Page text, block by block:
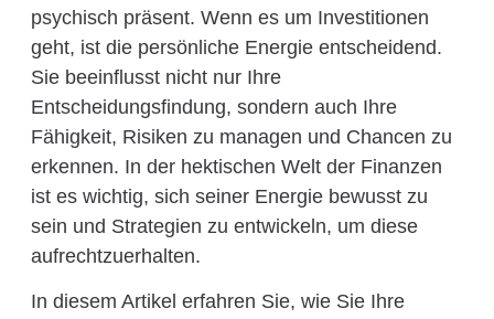
psychisch präsent. Wenn es um Investitionen
geht, ist die persönliche Energie entscheidend.
Sie beeinflusst nicht nur Ihre
Entscheidungsfindung, sondern auch Ihre
Fähigkeit, Risiken zu managen und Chancen zu
erkennen. In der hektischen Welt der Finanzen
ist es wichtig, sich seiner Energie bewusst zu
sein und Strategien zu entwickeln, um diese
aufrechtzuerhalten.
In diesem Artikel erfahren Sie, wie Sie Ihre